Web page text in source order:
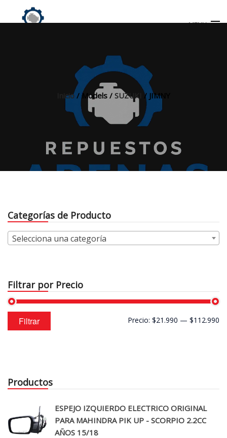
MENU
Inicio/ Models / SUZUKI / JIMNY
Categorías de Producto
Selecciona una categoría
Filtrar por Precio
Precio
mínimo
Precio
máximo
Filtrar Precio: $21.990 — $112.990
Productos
ESPEJO IZQUIERDO ELECTRICO ORIGINAL
PARA MAHINDRA PIK UP - SCORPIO 2.2CC
AÑOS 15/18